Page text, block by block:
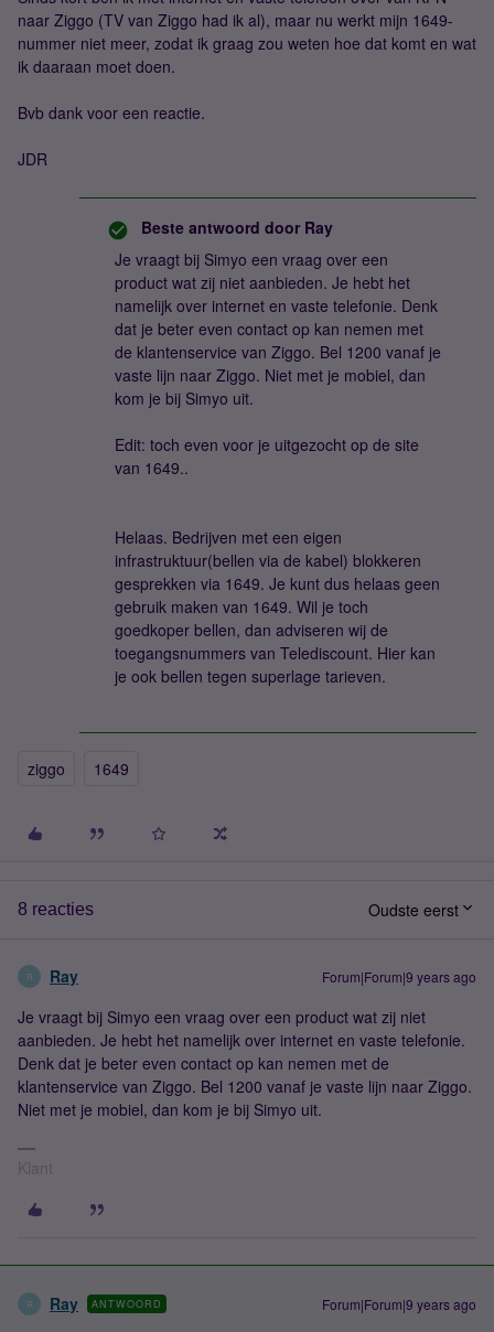
naar Ziggo (TV van Ziggo had ik al), maar nu werkt mijn 1649-
nummer niet meer, zodat ik graag zou weten hoe dat komt en wat
ik daaraan moet doen.
Bvb dank voor een reactie.
JDR
Beste antwoord door Ray
Je vraagt bij Simyo een vraag over een
product wat zij niet aanbieden. Je hebt het
namelijk over internet en vaste telefonie. Denk
dat je beter even contact op kan nemen met
de klantenservice van Ziggo. Bel 1200 vanaf je
vaste lijn naar Ziggo. Niet met je mobiel, dan
kom je bij Simyo uit.
Edit: toch even voor je uitgezocht op de site
van 1649..
Helaas. Bedrijven met een eigen
infrastruktuur(bellen via de kabel) blokkeren
gesprekken via 1649. Je kunt dus helaas geen
gebruik maken van 1649. Wil je toch
goedkoper bellen, dan adviseren wij de
toegangsnummers van Telediscount. Hier kan
je ook bellen tegen superlage tarieven.
ziggo 1649
8 reacties Oudste eerst
R Ray Forum|Forum|9 years ago
Je vraagt bij Simyo een vraag over een product wat zij niet
aanbieden. Je hebt het namelijk over internet en vaste telefonie.
Denk dat je beter even contact op kan nemen met de
klantenservice van Ziggo. Bel 1200 vanaf je vaste lijn naar Ziggo.
Niet met je mobiel, dan kom je bij Simyo uit.
Klant
R Ray ANTWOORD Forum|Forum|9 years ago